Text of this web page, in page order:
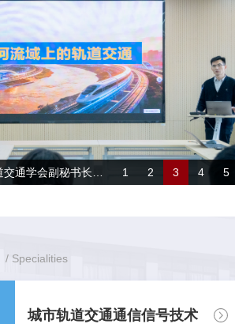
1 2 3 4 5
Specialities
城市轨道交通通信信号技术